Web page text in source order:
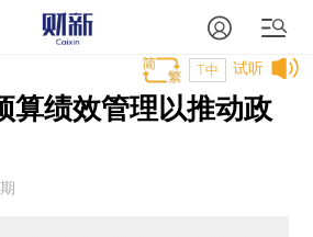
试听
T中
算绩效管理以推动政